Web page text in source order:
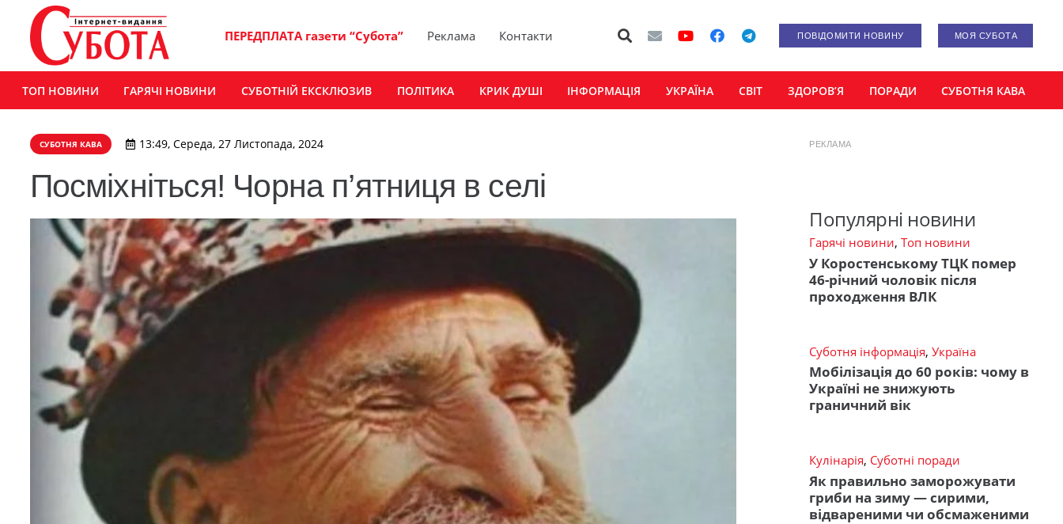
ПЕРЕДПЛАТА газети “Субота” Реклама Контакти ПОВІДОМИТИ НОВИНУ МОЯ СУБОТА
ТОП НОВИНИ ГАРЯЧІ НОВИНИ СУБОТНІЙ ЕКСКЛЮЗИВ ПОЛІТИКА КРИК ДУШІ ІНФОРМАЦІЯ УКРАЇНА СВІТ ЗДОРОВ’Я ПОРАДИ СУБОТНЯ КАВА
СУБОТНЯ КАВА 13:49, Середа, 27 Листопада, 2024
Посміхніться! Чорна п’ятниця в селі
РЕКЛАМА
Популярні новини
Гарячі новини, Топ новини
У Коростенському ТЦК помер
46-річний чоловік після
проходження ВЛК
Суботня інформація, Україна
Мобілізація до 60 років: чому в
Україні не знижують
граничний вік
Кулінарія, Суботні поради
Як правильно заморожувати
гриби на зиму — сирими,
відвареними чи обсмаженими